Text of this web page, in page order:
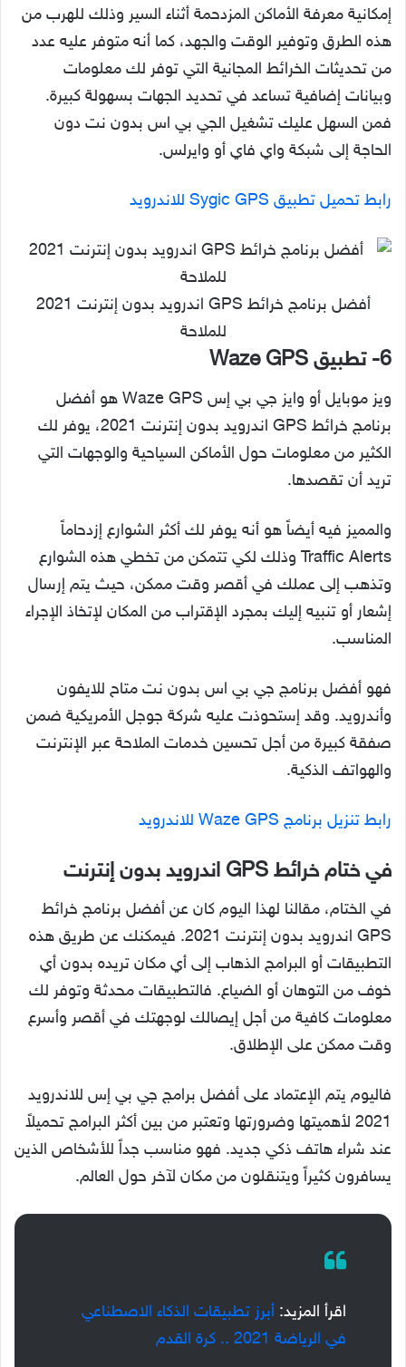
إمكانية معرفة الأماكن المزدحمة أثناء السير وذلك للهرب من
هذه الطرق وتوفير الوقت والجهد، كما أنه متوفر عليه عدد
من تحديثات الخرائط المجانية التي توفر لك معلومات
وبيانات إضافية تساعد في تحديد الجهات بسهولة كبيرة.
فمن السهل عليك تشغيل الجي بي اس بدون نت دون
الحاجة إلى شبكة واي فاي أو وايرلس.
رابط تحميل تطبيق Sygic GPS للاندرويد
أفضل برنامج خرائط GPS اندرويد بدون إنترنت 2021
للملاحة
6- تطبيق Waze GPS
ويز موبايل أو وايز جي بي إس Waze GPS هو أفضل
برنامج خرائط GPS اندرويد بدون إنترنت 2021، يوفر لك
الكثير من معلومات حول الأماكن السياحية والوجهات التي
تريد أن تقصدها.
والمميز فيه أيضاً هو أنه يوفر لك أكثر الشوارع إزدحاماً
Traffic Alerts وذلك لكي تتمكن من تخطي هذه الشوارع
وتذهب إلى عملك في أقصر وقت ممكن، حيث يتم إرسال
إشعار أو تنبيه إليك بمجرد الإقتراب من المكان لإتخاذ الإجراء
المناسب.
فهو أفضل برنامج جي بي اس بدون نت متاح للايفون
وأندرويد. وقد إستحوذت عليه شركة جوجل الأمريكية ضمن
صفقة كبيرة من أجل تحسين خدمات الملاحة عبر الإنترنت
والهواتف الذكية.
رابط تنزيل برنامج Waze GPS للاندرويد
في ختام خرائط GPS اندرويد بدون إنترنت
في الختام، مقالنا لهذا اليوم كان عن أفضل برنامج خرائط
GPS اندرويد بدون إنترنت 2021. فيمكنك عن طريق هذه
التطبيقات أو البرامج الذهاب إلى أي مكان تريده بدون أي
خوف من التوهان أو الضياع. فالتطبيقات محدثة وتوفر لك
معلومات كافية من أجل إيصالك لوجهتك في أقصر وأسرع
وقت ممكن على الإطلاق.
فاليوم يتم الإعتماد على أفضل برامج جي بي إس للاندرويد
2021 لأهميتها وضرورتها وتعتبر من بين أكثر البرامج تحميلاً
عند شراء هاتف ذكي جديد. فهو مناسب جداً للأشخاص الذين
يسافرون كثيراً ويتنقلون من مكان لآخر حول العالم.
اقرأ المزيد: أبرز تطبيقات الذكاء الاصطناعي
في الرياضة 2021 .. كرة القدم